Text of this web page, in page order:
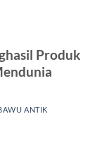
Produk
ANTIK